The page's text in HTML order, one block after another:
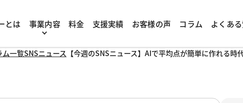
とは 事業内容 料金 支援実績 お客様の声 コラム よくあ
ム一覧SNSニュース 【今週のSNSニュース】AIで平均点が簡単に作れる